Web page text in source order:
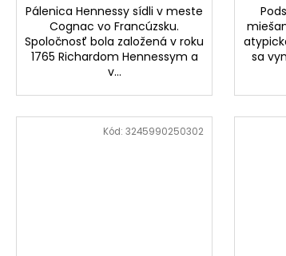
Pálenica Hennessy sídli v meste
Cognac vo Francúzsku.
Spoločnosť bola založená v roku
1765 Richardom Hennessym a
v...
sa
Kód:3245990250302